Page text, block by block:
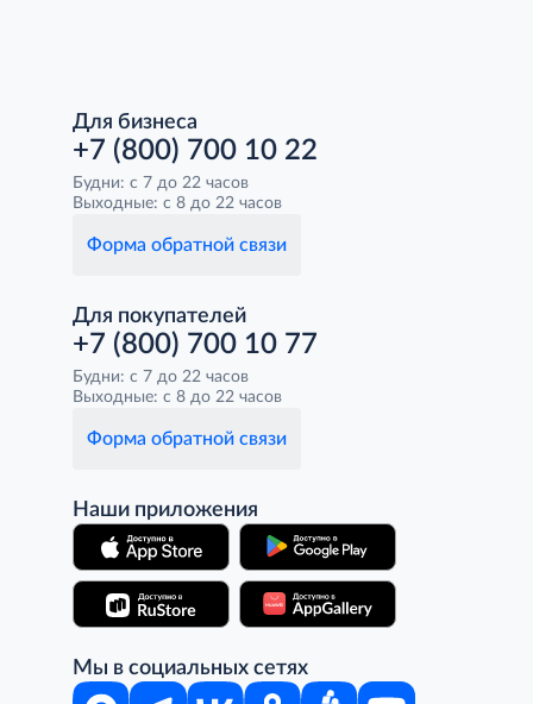
Для бизнеса
+7 (800) 700 10 22
Будни: с 7 до 22 часов
Выходные: с 8 до 22 часов
Форма обратной связи
Для покупателей
+7 (800) 700 10 77
Будни: с 7 до 22 часов
Выходные: с 8 до 22 часов
Форма обратной связи
Наши приложения
Мы в социальных сетях